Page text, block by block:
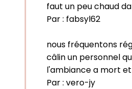
faut un peu chaud
Par : fabsyl62
nous fréquentons
câlin un personnel
l'ambiance a mort
Par : vero-jy